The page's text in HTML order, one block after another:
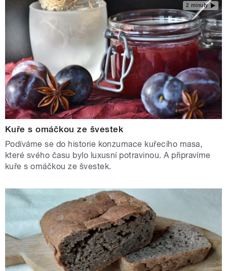
2 minuty
Kuře s omáčkou ze švestek
Podíváme se do historie konzumace kuřecího masa,
které svého času bylo luxusní potravinou. A připravíme
kuře s omáčkou ze švestek.